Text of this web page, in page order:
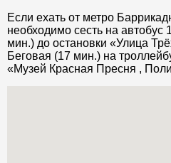
Если ехать от метро
необходимо сесть на автобус
мин.) до остановки «Улица
Беговая (17 мин.) на
«Музей Красная Пресня ,